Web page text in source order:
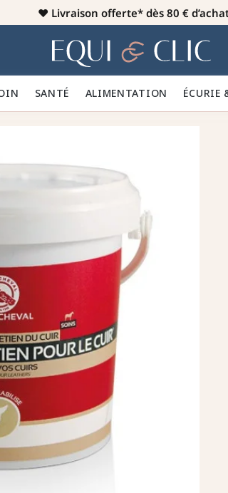
♥️ Livraison offerte* dès 80 €
Home
🪮 SANTÉ ✨ ALIMENTATION 🥕 ÉCURIE